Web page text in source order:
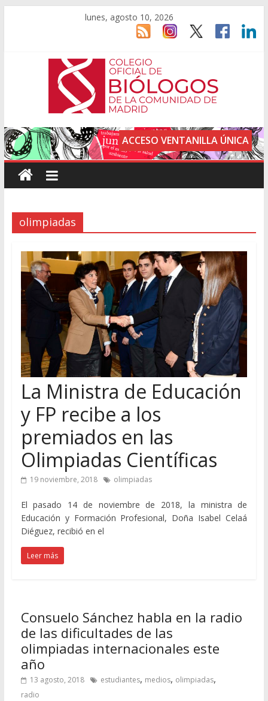
lunes, agosto 10, 2026
ACCESO VENTANILLA ÚNICA
olimpiadas
La Ministra de Educación
y FP recibe a los
premiados en las
Olimpiadas Científicas
19 noviembre, 2018 olimpiadas
El pasado 14 de noviembre de 2018, la ministra de
Educación y Formación Profesional, Doña Isabel Celaá
Diéguez, recibió en el
Leer más
Consuelo Sánchez habla en la radio
de las dificultades de las
olimpiadas internacionales este
año
13 agosto, 2018 estudiantes, medios, olimpiadas,
radio